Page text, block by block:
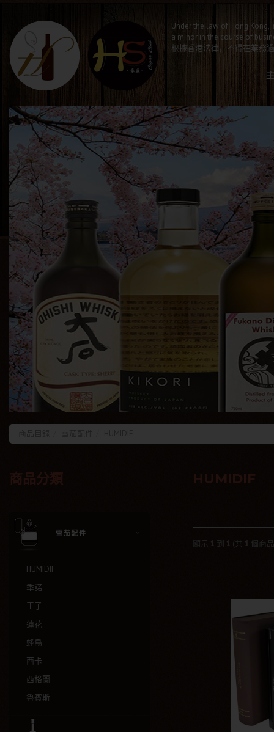
Under the law of Hong
a minor in the course of
根據香港法律，不得在業務
商品分類
雪茄配件
HUMIDIF
季諾
王子
蓮花
蜂鳥
西卡
西格蘭
魯賓斯
HUMIDIF
顯示 1 到 1 (共 1 個商